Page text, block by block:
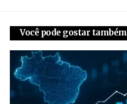
Você pode gostar também